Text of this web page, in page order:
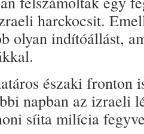
harckocsit.
olyan indítóállást,
északi fronton
napban az izraeli
síita milícia